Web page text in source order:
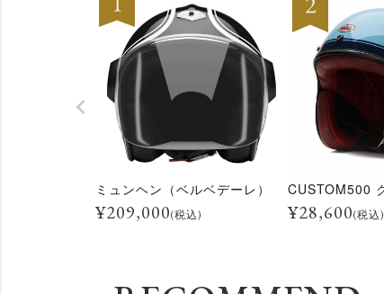
ミュンヘン（ベルベデーレ）
¥209,000(税込) ¥28,600(税込)